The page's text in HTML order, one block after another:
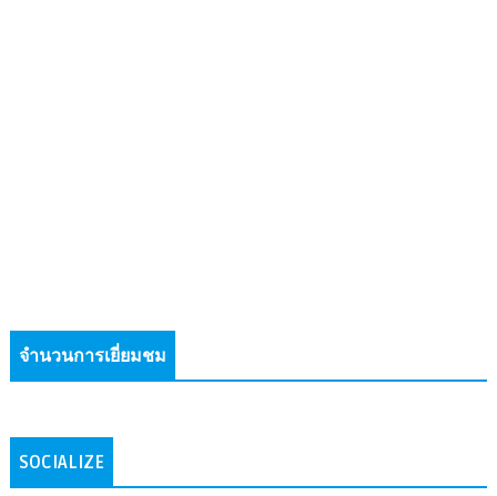
จำนวนการเยี่ยมชม
SOCIALIZE